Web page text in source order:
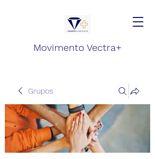
Movimento Vectra+
Grupos